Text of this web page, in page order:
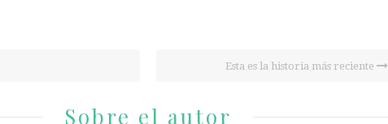
Esta es la historia más reciente
Sobre el autor